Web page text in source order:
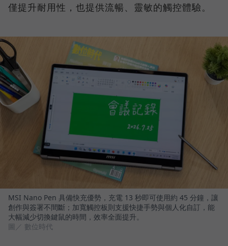
僅提升耐用性，也提供流暢、靈敏的觸控體驗。
MSI Nano Pen 具備快充優勢，充電 13 秒即可使用約 45 分鐘，讓
創作與簽署不間斷；加寬觸控板則支援快捷手勢與個人化自訂，能
大幅減少切換鍵鼠的時間，效率全面提升。
圖／ 數位時代